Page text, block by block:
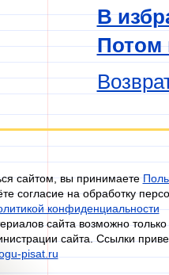
В
Потом
сайтом, вы принимаете
согласие на обработку
конфиденциальности
сайта возможно
сайта. Ссылки
pisat.ru